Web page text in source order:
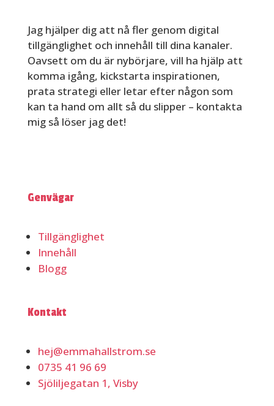
Jag hjälper dig att nå fler genom digital
tillgänglighet och innehåll till dina kanaler.
Oavsett om du är nybörjare, vill ha hjälp att
komma igång, kickstarta inspirationen,
prata strategi eller letar efter någon som
kan ta hand om allt så du slipper – kontakta
mig så löser jag det!
Genvägar
Tillgänglighet
Innehåll
Blogg
Kontakt
hej@emmahallstrom.se
0735 41 96 69
Sjöliljegatan 1, Visby